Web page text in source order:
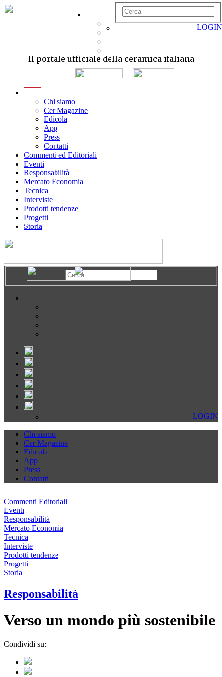
Il portale ufficiale della ceramica italiana
Chi siamo
Cer Magazine
Edicola
App
Press
Contatti
Commenti ed Editoriali
Eventi
Responsabilità
Mercato Economia
Tecnica
Interviste
Prodotti tendenze
Progetti
Storia
LOGIN
LOGIN
Chi siamo
Cer Magazine
Edicola
App
Press
Contatti
Commenti Editoriali
Eventi
Responsabilità
Mercato Economia
Tecnica
Interviste
Prodotti tendenze
Progetti
Storia
Responsabilità
Verso un mondo più sostenibile
Condividi su: